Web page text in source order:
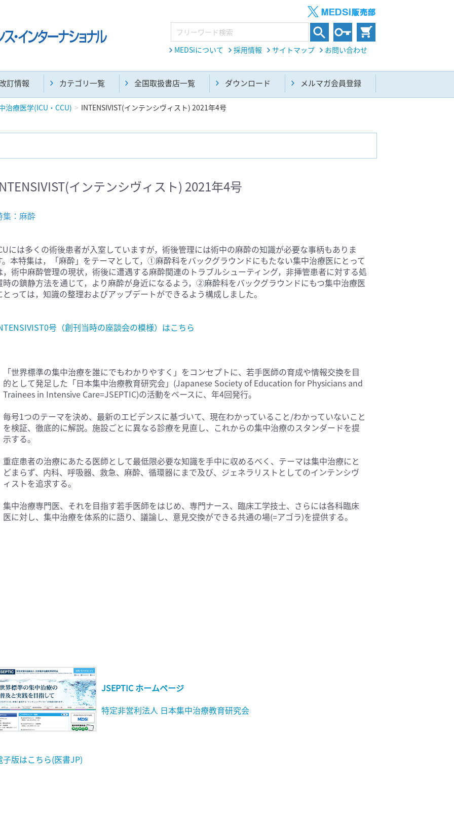
MEDSiについて 採用情報 サイトマップ お問い合わせ
訂情報 カテゴリ一覧 全国取扱書店一覧 ダウンロード メルマガ会員登録
治療医学(ICU・CCU) INTENSIVIST(インテンシヴィスト) 2021年4号
科学(25) 看護学(21)
医療技術(16)
学(0) 薬学(7)
保健・体育(1)
一般(91) マルチメディア(0)
インテンシヴィスト) 2021年4号
集：麻酔
には多くの術後患者が入室していますが，術後管理には術中の麻酔の知識が必要な事柄もありま
。本特集は，「麻酔」をテーマとして，①麻酔科をバックグラウンドにもたない集中治療医にとって
，術中麻酔管理の現状，術後に遭遇する麻酔関連のトラブルシューティング，非挿管患者に対する処
時の鎮静方法を通じて，より麻酔が身近になるよう，②麻酔科をバックグラウンドにもつ集中治療医
とっては，知識の整理およびアップデートができるよう構成しました。
号（創刊当時の座談会の模様）はこちら
「世界標準の集中治療を誰にでもわかりやすく」をコンセプトに、若手医師の育成や情報交換を目
的として発足した「日本集中治療教育研究会」(Japanese Society of Education for Physicians and
Trainees in Intensive Care=JSEPTIC)の活動をベースに、年4回発行。
毎号1つのテーマを決め、最新のエビデンスに基づいて、現在わかっていること/わかっていないこと
を検証、徹底的に解説。施設ごとに異なる診療を見直し、これからの集中治療のスタンダードを提
示する。
重症患者の治療にあたる医師として最低限必要な知識を手中に収めるべく、テーマは集中治療にと
どまらず、内科、呼吸器、救急、麻酔、循環器にまで及び、ジェネラリストとしてのインテンシヴ
ィストを追求する。
集中治療専門医、それを目指す若手医師をはじめ、専門ナース、臨床工学技士、さらには各科臨床
医に対し、集中治療を体系的に語り、議論し、意見交換ができる共通の場(=アゴラ)を提供する。
JSEPTIC ホームページ
特定非営利法人 日本集中治療教育研究会
子版はこちら(医書JP)